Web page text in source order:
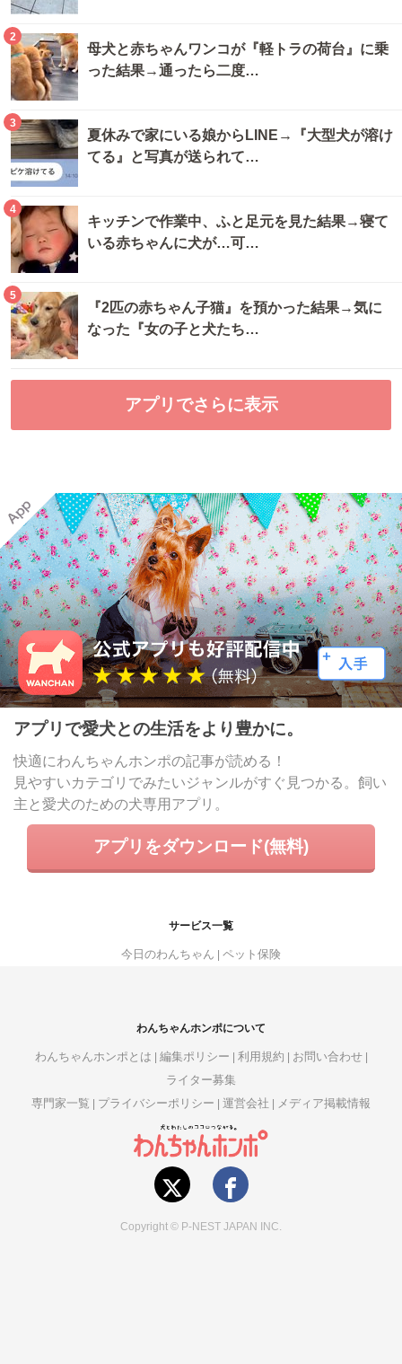
2
母犬と赤ちゃんワンコが『軽トラの荷台』に乗
った結果→通ったら二度…
3
夏休みで家にいる娘からLINE→『大型犬が溶け
てる』と写真が送られて…
4
キッチンで作業中、ふと足元を見た結果→寝て
いる赤ちゃんに犬が…可…
5
『2匹の赤ちゃん子猫』を預かった結果→気に
なった『女の子と犬たち…
アプリでさらに表示
アプリで愛犬との生活をより豊かに。
快適にわんちゃんホンポの記事が読める！
見やすいカテゴリでみたいジャンルがすぐ見つかる。飼い
主と愛犬のための犬専用アプリ。
アプリをダウンロード(無料)
サービス一覧
今日のわんちゃん ペット保険
わんちゃんホンポについて
わんちゃんホンポとは 編集ポリシー 利用規約
お問い合わせ
ライター募集
専門家一覧
プライバシーポリシー 運営会社 メディア掲載情報
Copyright © P-NEST JAPAN INC.